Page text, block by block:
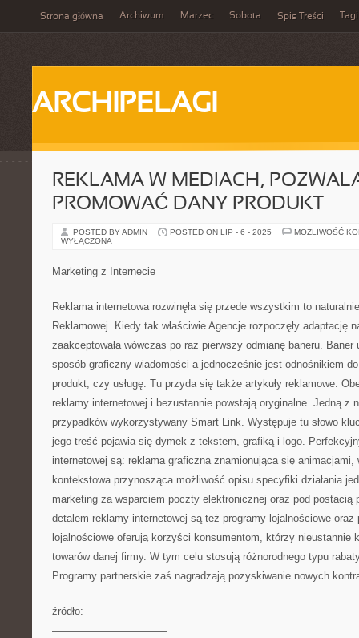
Strona główna Archiwum Marzec Sobota Spis Treści Tagi
ARCHIPELAGI
REKLAMA W MEDIACH,
PROMOWAĆ DANY PRODUKT
POSTED BY ADMIN POSTED ON LIP - 6 - 2025
MOŻLIWOŚĆ
WYŁĄCZONA
Marketing z Internecie
Reklama internetowa rozwinęła się przede wszystkim to
Reklamowej. Kiedy tak właściwie Agencje rozpoczęły adaptację
zaakceptowała wówczas po raz pierwszy odmianę baneru.
sposób graficzny wiadomości a jednocześnie jest odnośnikiem
produkt, czy usługę. Tu przyda się także artykuły reklamowe.
reklamy internetowej i bezustannie powstają oryginalne. Jedną z
przypadków wykorzystywany Smart Link. Występuje tu słowo
jego treść pojawia się dymek z tekstem, grafiką i logo.
internetowej są: reklama graficzna znamionująca się
kontekstowa przynosząca możliwość opisu specyfiki działania
marketing za wsparciem poczty elektronicznej oraz pod postacią
detalem reklamy internetowej są też programy lojalnościowe oraz
lojalnościowe oferują korzyści konsumentom, którzy nieustannie
towarów danej firmy. W tym celu stosują różnorodnego typu
Programy partnerskie zaś nagradzają pozyskiwanie nowych
źródło:
———————————